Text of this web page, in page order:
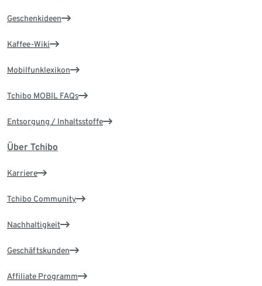
Geschenkideen
Kaffee-Wiki
Mobilfunklexikon
Tchibo MOBIL FAQs
Entsorgung / Inhaltsstoffe
Über Tchibo
Karriere
Tchibo Community
Nachhaltigkeit
Geschäftskunden
Affiliate Programm